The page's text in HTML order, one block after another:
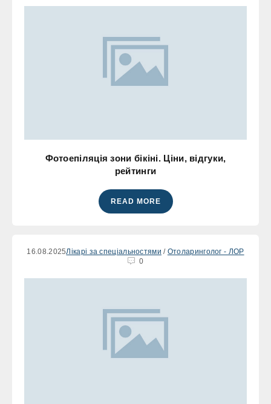
Фотоепіляція зони бікіні. Ціни, відгуки,
рейтинги
READ MORE
16.08.2025Лікарі за спеціальностями / Отоларинголог - ЛОР
0